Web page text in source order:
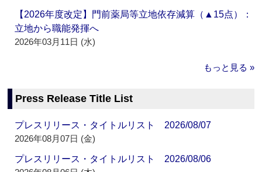
【2026年度改定】門前薬局等立地依存減算（▲15点）：
立地から職能発揮へ
2026年03月11日 (水)
もっと見る »
Press Release Title List
プレスリリース・タイトルリスト 2026/08/07
2026年08月07日 (金)
プレスリリース・タイトルリスト 2026/08/06